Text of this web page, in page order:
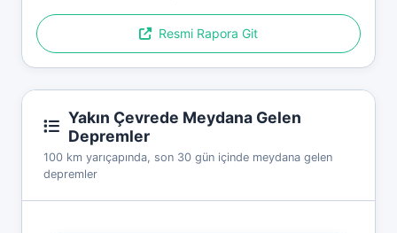
Resmi Rapora Git
Yakın Çevrede Meydana Gelen
Depremler
100 km yarıçapında, son 30 gün içinde meydana gelen
depremler